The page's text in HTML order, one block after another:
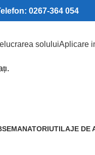
0267-364 054
soluluiAplicare
SEMANATORIUTILAJE DE